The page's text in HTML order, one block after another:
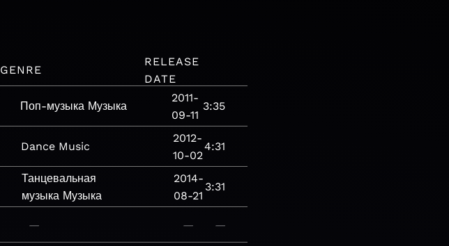
GENRE
RELEASE
DATE
Поп-музыка Музыка
2011-
09-11
3:35
Dance Music
2012-
10-02
4:31
Танцевальная
музыка Музыка
2014-
08-21
3:31
— — —